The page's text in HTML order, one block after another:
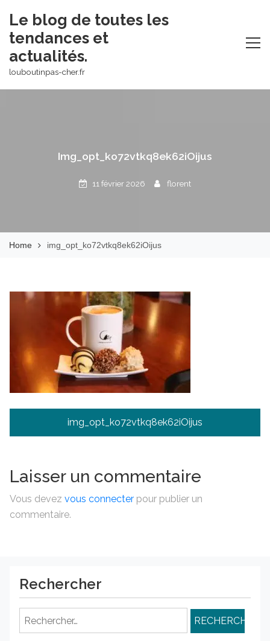
content
Le blog de toutes les
tendances et
actualités.
louboutinpas-cher.fr
Img_opt_ko72vtkq8ek62iOijus
11 février 2026 florent
Home img_opt_ko72vtkq8ek62iOijus
Navigation
de
img_opt_ko72vtkq8ek62iOijus
Laisser un commentaire
Vous devez vous connecter pour publier un
commentaire.
Rechercher
Rechercher :